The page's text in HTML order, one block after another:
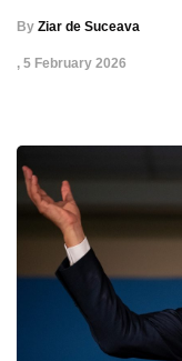
By Ziar de Suceava
, 5 February 2026